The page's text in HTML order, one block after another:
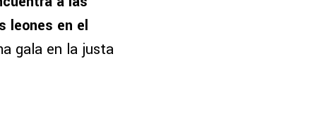
leones en el
gala en la justa